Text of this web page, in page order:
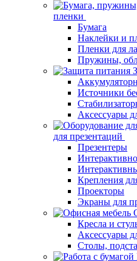
пленки
Бумага
Наклейки и
Пленки для
Пружины,
Источники
Аксессуары
для презентаций
Презентеры
Крепления
Проекторы
Экраны для
Кресла и
Аксессуары
Столы,